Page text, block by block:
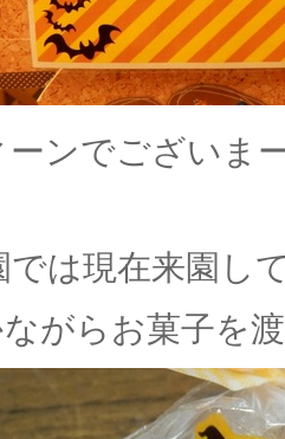
ンでございま
では現在来園し
がらお菓子を